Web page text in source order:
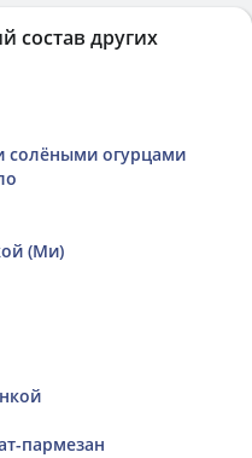
состав других
солёными огурцами
(Ми)
пармезан